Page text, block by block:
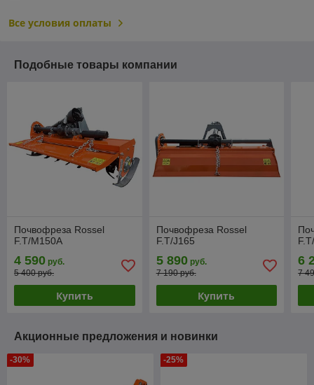
Все условия оплаты
Подобные товары компании
Почвофреза Rossel
F.T/M150A
4 590 руб.
5 400 руб.
Купить
Почвофреза Rossel
F.T/J165
5 890руб.
7 190 руб.
Купить
6
7
Акционные предложения и новинки
-30% -25%